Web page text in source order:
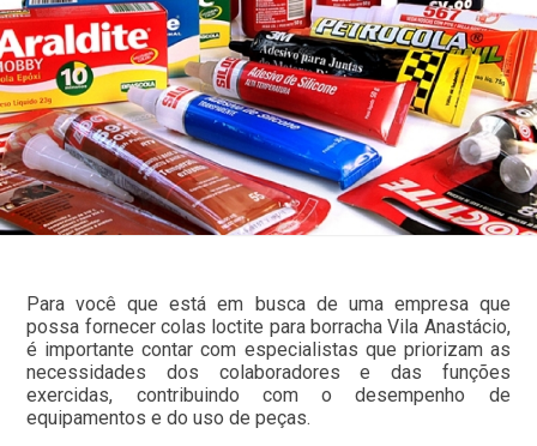
Para você que está em busca de uma empresa que
possa fornecer colas loctite para borracha Vila Anastácio,
é importante contar com especialistas que priorizam as
necessidades dos colaboradores e das funções
exercidas, contribuindo com o desempenho de
equipamentos e do uso de peças.